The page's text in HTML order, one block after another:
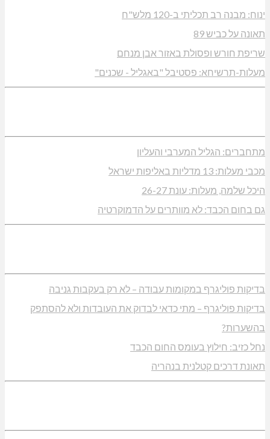
ינוח: מבנה רב תכליתי ב-120 מלש"ח
תאונה על כביש 89
שריפת חורש ופסולת באזור אבן מנחם
מעלות-תרשיחא: פסטיבל "באגליל - שכנים"
מתחברים: הגליל המערבי והעליון
מכבי מעלות: 13 מדליות באליפות ישראל
היכל שלמה, מעלות: עונת 26-27
גם בחום הכבד: לא מוותרים על הדמוקרטיה
בדיקות פוליגרף במקומות עבודה – לא רק בעקבות גניבה
בדיקות פוליגרף – מתי כדאי לבדוק את העובדות ולא להסתפק
בהשערות?
נחל כזיב: חילוץ בעומס החום הכבד
תאונת דרכים קטלנית בנהריה